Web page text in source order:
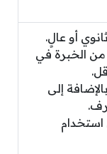
أو عالٍ.
من الخبرة في
إلى
استخدام